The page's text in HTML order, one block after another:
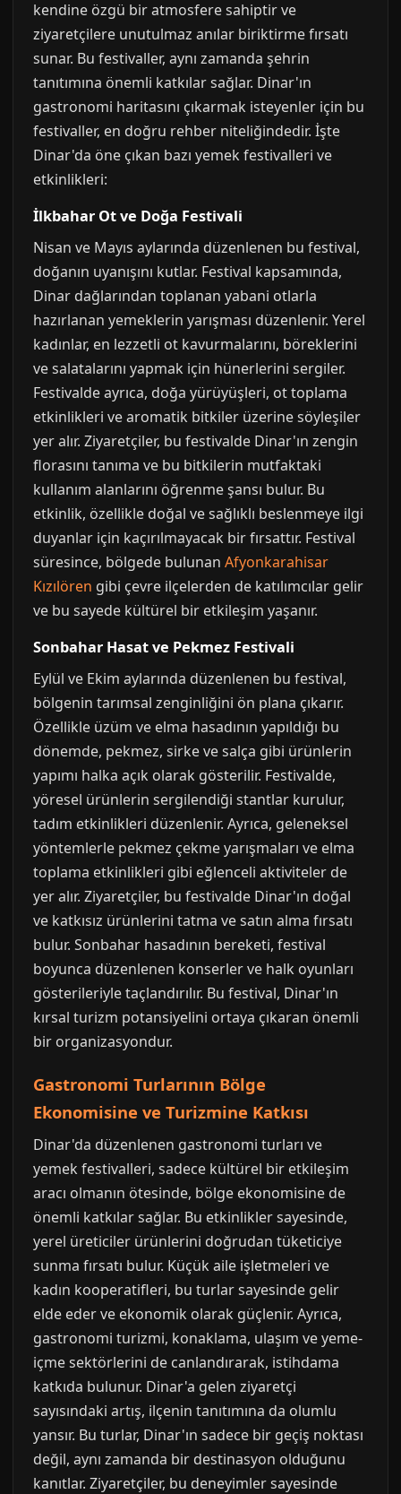
kendine özgü bir atmosfere sahiptir ve
ziyaretçilere unutulmaz anılar biriktirme fırsatı
sunar. Bu festivaller, aynı zamanda şehrin
tanıtımına önemli katkılar sağlar. Dinar'ın
gastronomi haritasını çıkarmak isteyenler için bu
festivaller, en doğru rehber niteliğindedir. İşte
Dinar'da öne çıkan bazı yemek festivalleri ve
etkinlikleri:
İlkbahar Ot ve Doğa Festivali
Nisan ve Mayıs aylarında düzenlenen bu festival,
doğanın uyanışını kutlar. Festival kapsamında,
Dinar dağlarından toplanan yabani otlarla
hazırlanan yemeklerin yarışması düzenlenir. Yerel
kadınlar, en lezzetli ot kavurmalarını, böreklerini
ve salatalarını yapmak için hünerlerini sergiler.
Festivalde ayrıca, doğa yürüyüşleri, ot toplama
etkinlikleri ve aromatik bitkiler üzerine söyleşiler
yer alır. Ziyaretçiler, bu festivalde Dinar'ın zengin
florasını tanıma ve bu bitkilerin mutfaktaki
kullanım alanlarını öğrenme şansı bulur. Bu
etkinlik, özellikle doğal ve sağlıklı beslenmeye ilgi
duyanlar için kaçırılmayacak bir fırsattır. Festival
süresince, bölgede bulunan Afyonkarahisar
Kızılören gibi çevre ilçelerden de katılımcılar gelir
ve bu sayede kültürel bir etkileşim yaşanır.
Sonbahar Hasat ve Pekmez Festivali
Eylül ve Ekim aylarında düzenlenen bu festival,
bölgenin tarımsal zenginliğini ön plana çıkarır.
Özellikle üzüm ve elma hasadının yapıldığı bu
dönemde, pekmez, sirke ve salça gibi ürünlerin
yapımı halka açık olarak gösterilir. Festivalde,
yöresel ürünlerin sergilendiği stantlar kurulur,
tadım etkinlikleri düzenlenir. Ayrıca, geleneksel
yöntemlerle pekmez çekme yarışmaları ve elma
toplama etkinlikleri gibi eğlenceli aktiviteler de
yer alır. Ziyaretçiler, bu festivalde Dinar'ın doğal
ve katkısız ürünlerini tatma ve satın alma fırsatı
bulur. Sonbahar hasadının bereketi, festival
boyunca düzenlenen konserler ve halk oyunları
gösterileriyle taçlandırılır. Bu festival, Dinar'ın
kırsal turizm potansiyelini ortaya çıkaran önemli
bir organizasyondur.
Gastronomi Turlarının Bölge
Ekonomisine ve Turizmine Katkısı
Dinar'da düzenlenen gastronomi turları ve
yemek festivalleri, sadece kültürel bir etkileşim
aracı olmanın ötesinde, bölge ekonomisine de
önemli katkılar sağlar. Bu etkinlikler sayesinde,
yerel üreticiler ürünlerini doğrudan tüketiciye
sunma fırsatı bulur. Küçük aile işletmeleri ve
kadın kooperatifleri, bu turlar sayesinde gelir
elde eder ve ekonomik olarak güçlenir. Ayrıca,
gastronomi turizmi, konaklama, ulaşım ve yeme-
içme sektörlerini de canlandırarak, istihdama
katkıda bulunur. Dinar'a gelen ziyaretçi
sayısındaki artış, ilçenin tanıtımına da olumlu
yansır. Bu turlar, Dinar'ın sadece bir geçiş noktası
değil, aynı zamanda bir destinasyon olduğunu
kanıtlar. Ziyaretçiler, bu deneyimler sayesinde